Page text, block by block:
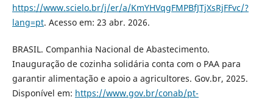
https://www.scielo.br/j/er/a/KmYHVqgFMPBfJTjXsRjFFvc/?
lang=pt. Acesso em: 23 abr. 2026.
BRASIL. Companhia Nacional de Abastecimento.
Inauguração de cozinha solidária conta com o PAA para
garantir alimentação e apoio a agricultores. Gov.br, 2025.
Disponível em: https://www.gov.br/conab/pt-